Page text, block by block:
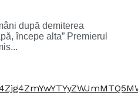
după demiterea
începe alta” Premierul